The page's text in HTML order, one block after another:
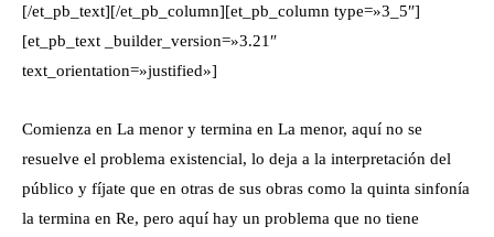
[/et_pb_text][/et_pb_column][et_pb_column type=»3_5″]
[et_pb_text _builder_version=»3.21″
text_orientation=»justified»]
Comienza en La menor y termina en La menor, aquí no se
resuelve el problema existencial, lo deja a la interpretación del
público y fíjate que en otras de sus obras como la quinta sinfonía
la termina en Re, pero aquí hay un problema que no tiene